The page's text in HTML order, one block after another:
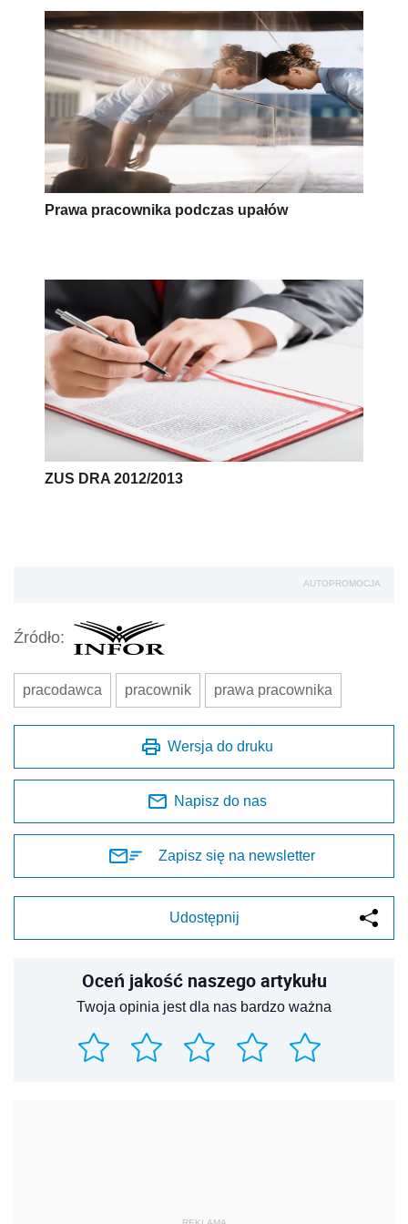
Prawa pracownika podczas upałów
ZUS DRA 2012/2013
AUTOPROMOCJA
Źródło:
pracodawca pracownik prawa pracownika
Wersja do druku
Napisz do nas
Zapisz się na newsletter
Udostępnij
Oceń jakość naszego artykułu
Twoja opinia jest dla nas bardzo ważna